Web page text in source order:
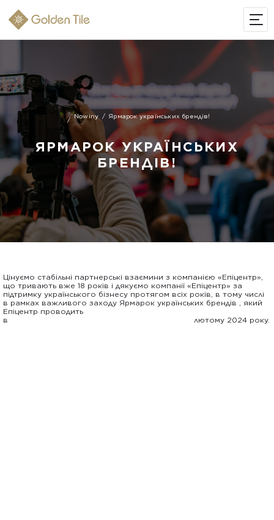
Nowiny Ярмарок українських брендів!
ЯРМАРОК УКРАЇНСЬКИХ
БРЕНДІВ!
Цінуємо стабільні партнерські взаємини з компанією «Епіцентр»,
що тривають вже 18 років і дякуємо компанії «Епіцентр» за
підтримку українського бізнесу протягом всіх років, в тому числі
в рамках важливого заходу Ярмарок українських брендів , який
Епіцентр проводить
в лютому 2024 року.